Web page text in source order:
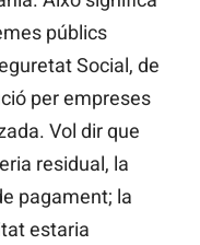
públics
Social, de
per empreses
Vol dir que
residual, la
pagament; la
estaria